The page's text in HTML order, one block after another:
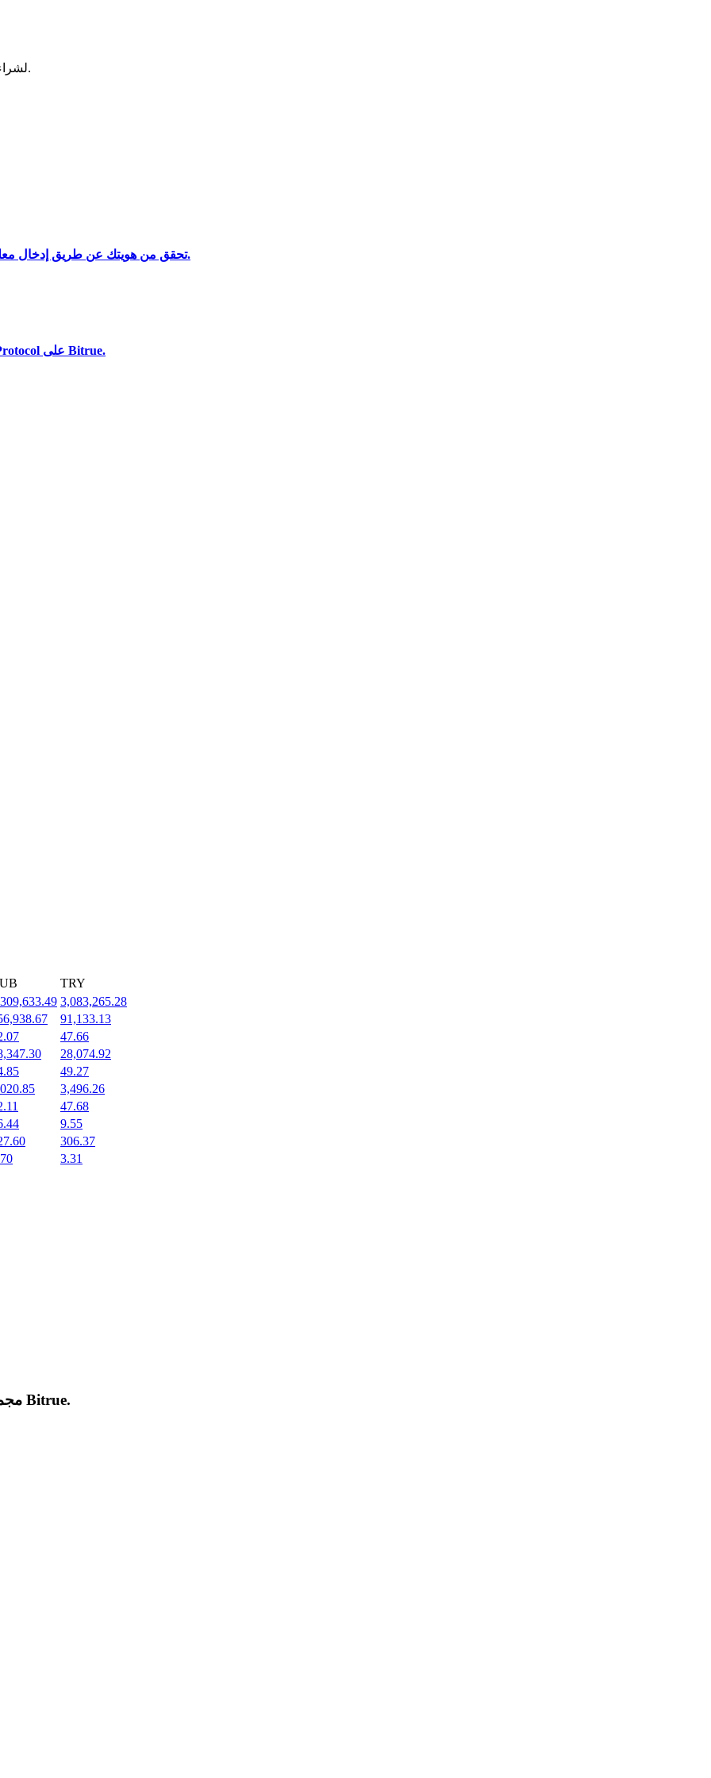
لشراء وبيع العملات المشفرة في أكثر بورصة آمنة.
تحقق من هويتك عن طريق إدخال معلوماتك الشخصية وتحميل بطاقة هوية صالحة تحتوي على صورة.
استخدم مجموعة متنوعة من خيارات الدفع لشراء Humanity Protocol على Bitrue.
TRY
3,083,265.28
91,133.13
47.66
28,074.92
49.27
3,496.26
47.68
9.55
306.37
3.31
Bitrue.